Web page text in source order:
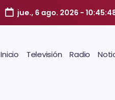
jue., 6 ago. 2026 -
Inicio Televisión Radio